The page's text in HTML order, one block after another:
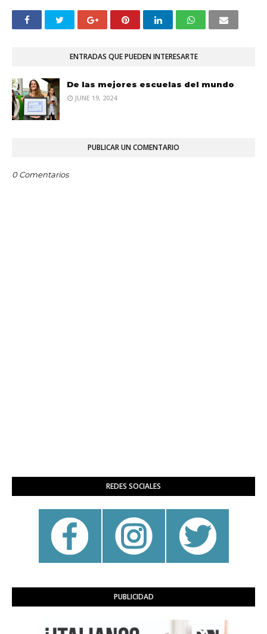
ENTRADAS QUE PUEDEN INTERESARTE
De las mejores escuelas del mundo
JUNE 19, 2024
PUBLICAR UN COMENTARIO
0 Comentarios
REDES SOCIALES
PUBLICIDAD